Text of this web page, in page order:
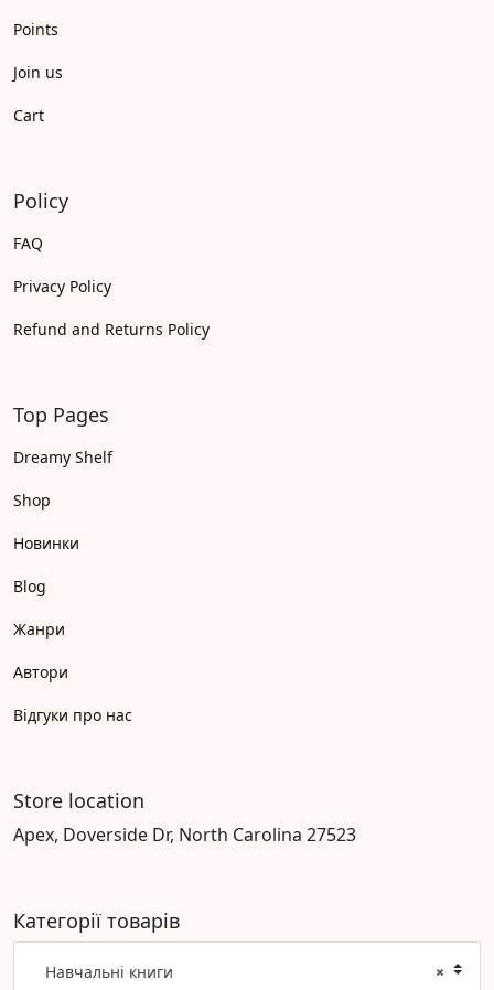
Points
Join us
Cart
Policy
FAQ
Privacy Policy
Refund and Returns Policy
Top Pages
Dreamy Shelf
Shop
Новинки
Blog
Жанри
Автори
Відгуки про нас
Store location
Apex, Doverside Dr, North Carolina 27523
Категорії товарів
×
Навчальні книги